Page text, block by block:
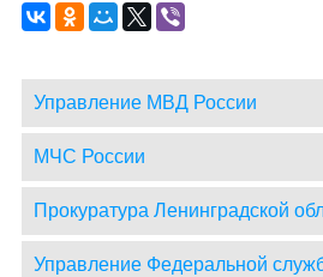
Управление МВД России
МЧС России
Прокуратура Ленинградской
Управление Федеральной